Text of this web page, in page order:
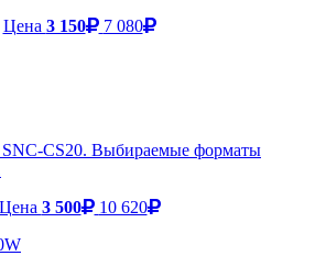
Цена 3 150 7 080
SNC-CS20. Выбираемые форматы
Цена 3 500 10 620